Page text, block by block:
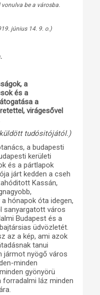
be a városba.
június 14. 9. o.)
a
és a
a
virágesővel
tudósitójától.)
a budapesti
kerületi
és a pártlapok
járt kedden a cseh
Kassán,
hónapok óta idegen,
sanyargatott város
Budapest és a
üdvözletét.
az a kép, ami azok
tanui
jármot nyögő város
minden
gyönyörü
forradalmi láz minden